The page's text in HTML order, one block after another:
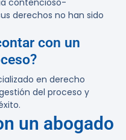
contencioso-
derechos no han sido
con un
en derecho
del proceso y
un abogado